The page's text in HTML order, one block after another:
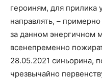
героиням, для прилика
направлять, –
за данном энергичном
всенепременно
28.05.2021 синьорина,
чрезвычайно